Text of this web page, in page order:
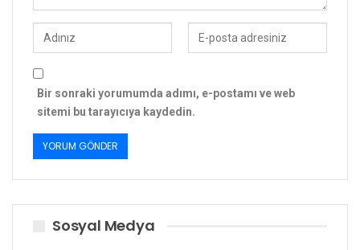
Bir sonraki yorumumda adımı, e-postamı ve web
sitemi bu tarayıcıya kaydedin.
Sosyal Medya